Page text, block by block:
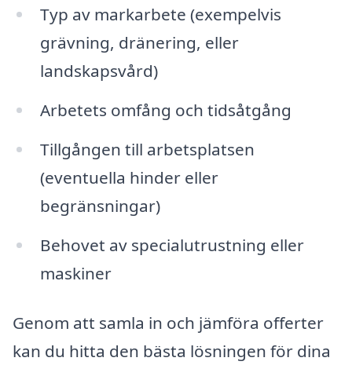
Typ av markarbete (exempelvis
grävning, dränering, eller
landskapsvård)
Arbetets omfång och tidsåtgång
Tillgången till arbetsplatsen
(eventuella hinder eller
begränsningar)
Behovet av specialutrustning eller
maskiner
Genom att samla in och jämföra offerter
kan du hitta den bästa lösningen för dina